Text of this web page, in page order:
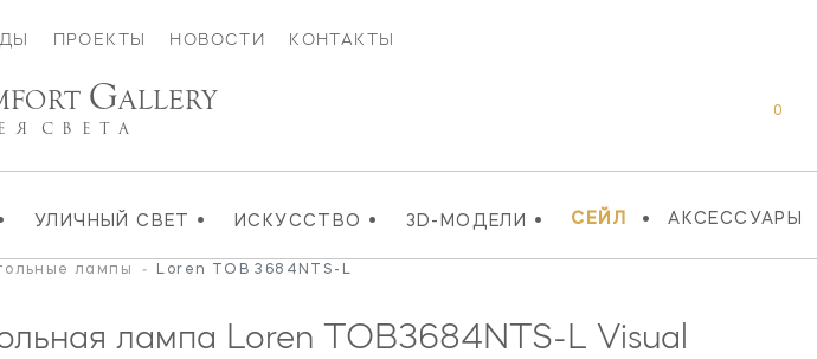
ПРОЕКТЫ НОВОСТИ КОНТАКТЫ
УЛИЧНЫЙ СВЕТ • ИСКУССТВО • 3D-МОДЕЛИ • СЕЙЛ • АКСЕССУАРЫ
0
GALLERY
СВЕТА
лампы - Loren TOB 3684NTS-L
лампа Loren TOB3684NTS-L
Visual